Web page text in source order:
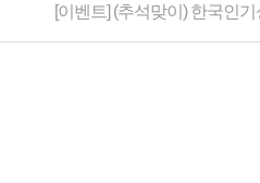
[이벤트] (추석맞이) 한국인